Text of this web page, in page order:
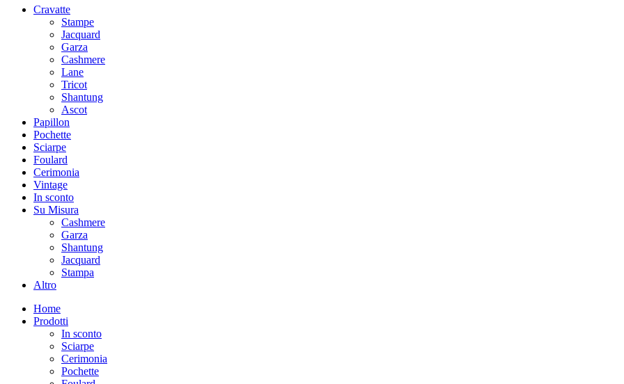
Cravatte
Stampe
Jacquard
Garza
Cashmere
Lane
Tricot
Shantung
Ascot
Papillon
Pochette
Sciarpe
Foulard
Cerimonia
Vintage
In sconto
Su Misura
Cashmere
Garza
Shantung
Jacquard
Stampa
Altro
Home
Prodotti
In sconto
Sciarpe
Cerimonia
Pochette